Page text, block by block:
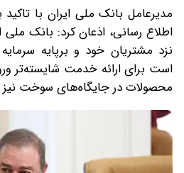
مدیرعامل بانک ملی ایران با
نزد مشتریان خود و برپایه
است برای ارائه خدمت شایسته‌تر
محصولات در جایگاه‌های سوخت نیز